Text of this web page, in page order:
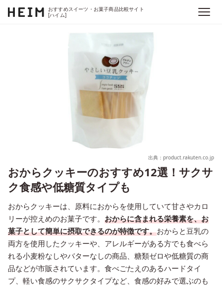
おすすめスイーツ・お菓子商品比較サイト
[ハイム]
出典：product.rakuten.co.jp
おからクッキーのおすすめ12選！サクサ
ク食感や低糖質タイプも
おからクッキーは、原料におからを使用していて甘さやカロ
リーが控えめのお菓子です。 おからに含まれる栄養素を、お
菓子として簡単に摂取できるのが特徴です。おからと豆乳の
両方を使用したクッキーや、アレルギーがある方でも食べら
れる小麦粉なしやバターなしの商品、糖類ゼロや低糖質の商
品などが市販されています。食べごたえのあるハードタイ
プ、軽い食感のサクサクタイプなど、食感の好みで選ぶのも